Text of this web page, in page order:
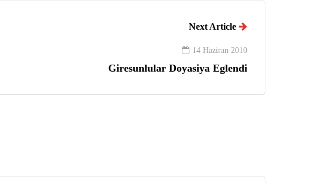
Next Article
14 Haziran 2010
Giresunlular Doyasiya Eglendi